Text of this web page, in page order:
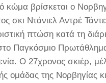
κώμα βρίσκεται ο
σκι Ντάνιελ Αντρέ
πτώση κατά τη
Παγκόσμιο
O 27χρονος σκιέρ,
ομάδας της Νορβηγίας κι